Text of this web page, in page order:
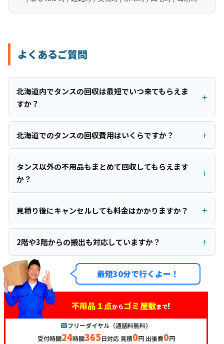
よくあるご質問
北海道内でタンスの回収は最短でいつ来てもらえま
すか？
北海道でのタンスの回収費用はいくらですか？
タンス以外の不用品もまとめて回収してもらえます
か？
見積り後にキャンセルしても料金はかかりますか？
2階や3階からの搬出も対応していますか？
最短30分で行くよー！
不用品１点からゴミ屋敷まで!
フリーダイヤル（通話料無料）
受付時間24時間365日対応 見積0円 出張費0円